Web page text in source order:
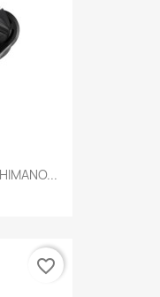
favorite_border